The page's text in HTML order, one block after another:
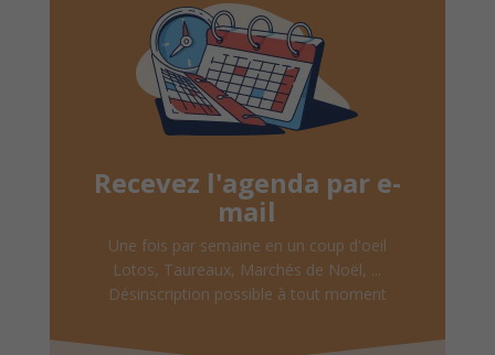
Recevez l'agenda par e-
mail
Une fois par semaine en un coup d'oeil
Lotos, Taureaux, Marchés de Noël, ...
Désinscription possible à tout moment